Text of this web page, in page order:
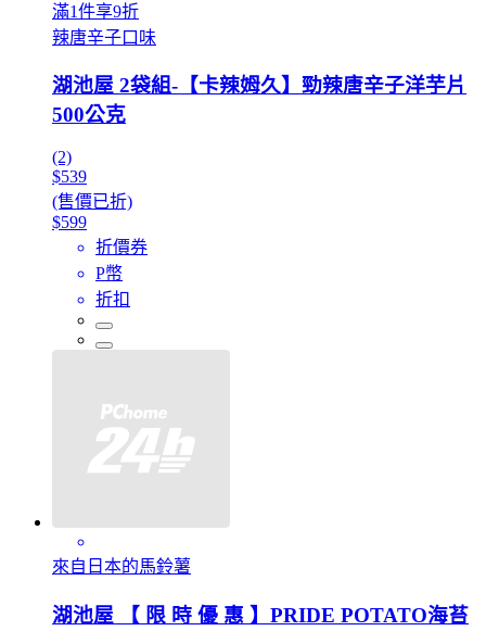
滿1件享9折
辣唐辛子口味
湖池屋 2袋組-【卡辣姆久】勁辣唐辛子洋芋片
500公克
(2)
$539
(售價已折)
$599
折價券
P幣
折扣
來自日本的馬鈴薯
湖池屋 【 限 時 優 惠 】PRIDE POTATO海苔